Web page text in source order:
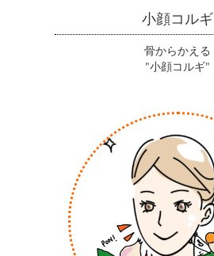
小顔コルギ
骨からかえる
"小顔コルギ"